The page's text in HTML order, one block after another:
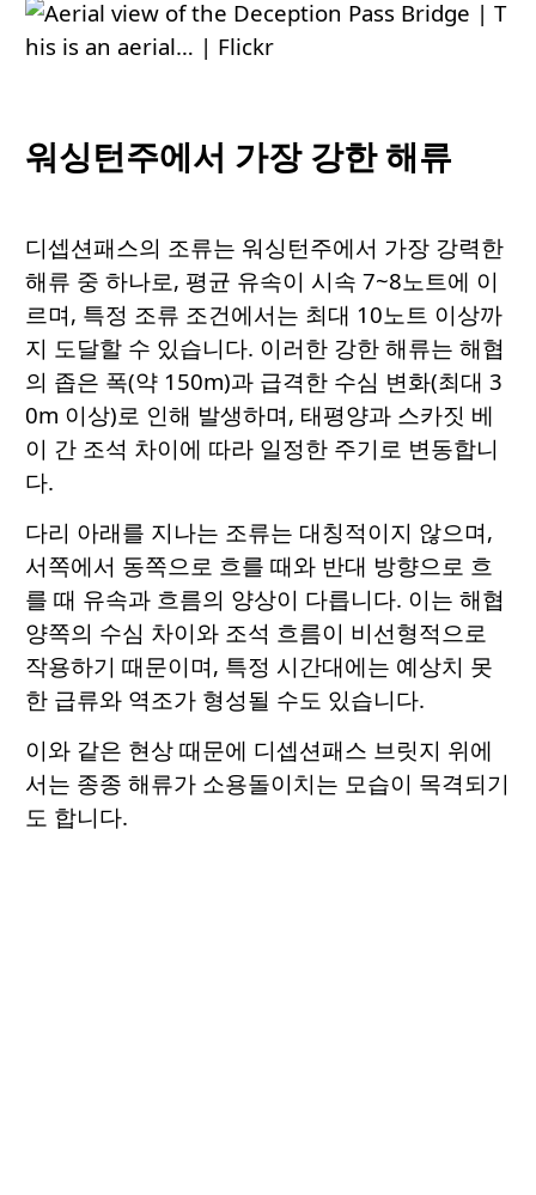
워싱턴주에서 가장 강한 해류
디셉션패스의 조류는 워싱턴주에서 가장 강력한
해류 중 하나로, 평균 유속이 시속 7~8노트에 이
르며, 특정 조류 조건에서는 최대 10노트 이상까
지 도달할 수 있습니다. 이러한 강한 해류는 해협
의 좁은 폭(약 150m)과 급격한 수심 변화(최대 3
0m 이상)로 인해 발생하며, 태평양과 스카짓 베
이 간 조석 차이에 따라 일정한 주기로 변동합니
다.
다리 아래를 지나는 조류는 대칭적이지 않으며,
서쪽에서 동쪽으로 흐를 때와 반대 방향으로 흐
를 때 유속과 흐름의 양상이 다릅니다. 이는 해협
양쪽의 수심 차이와 조석 흐름이 비선형적으로
작용하기 때문이며, 특정 시간대에는 예상치 못
한 급류와 역조가 형성될 수도 있습니다.
이와 같은 현상 때문에 디셉션패스 브릿지 위에
서는 종종 해류가 소용돌이치는 모습이 목격되기
도 합니다.